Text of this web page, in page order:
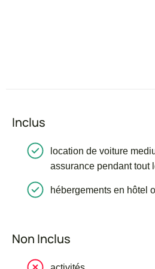
Inclus
location de voiture
assurance pendant tout
hébergements en hôtel
Non Inclus